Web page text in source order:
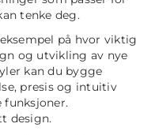
tenke deg.
på hvor viktig
og utvikling av nye
kan du bygge
presis og intuitiv
funksjoner.
design.